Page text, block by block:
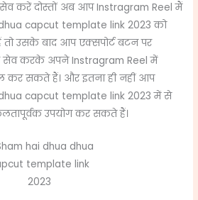
करें दोस्तों अब आप Instragram Reel मैं
capcut template link 2023 को
उसके बाद आप एक्सपोर्ट बटन पर
करके अपने Instragram Reel में
कर सकते हैं। और इतना ही नहीं आप
capcut template link 2023 में से
उपयोग कर सकते हैं।